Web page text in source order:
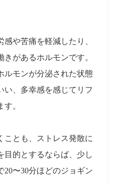
や苦痛を軽減したり、
があるホルモンです。
ルモンが分泌された状態
い、多幸感を感じてリフ
。
ことも、ストレス発散に
目的とするならば、少し
〜30分ほどのジョギン